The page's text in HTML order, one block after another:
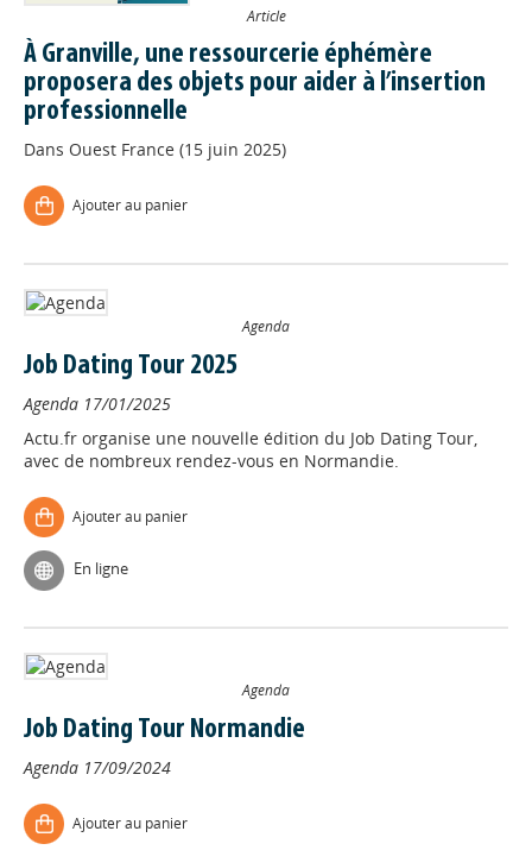
Article
À Granville, une ressourcerie éphémère
proposera des objets pour aider à l’insertion
professionnelle
Dans Ouest France (15 juin 2025)
Ajouter au panier
Agenda
Job Dating Tour 2025
Agenda 17/01/2025
Actu.fr organise une nouvelle édition du Job Dating Tour,
avec de nombreux rendez-vous en Normandie.
Ajouter au panier
En ligne
Agenda
Job Dating Tour Normandie
Agenda 17/09/2024
Ajouter au panier